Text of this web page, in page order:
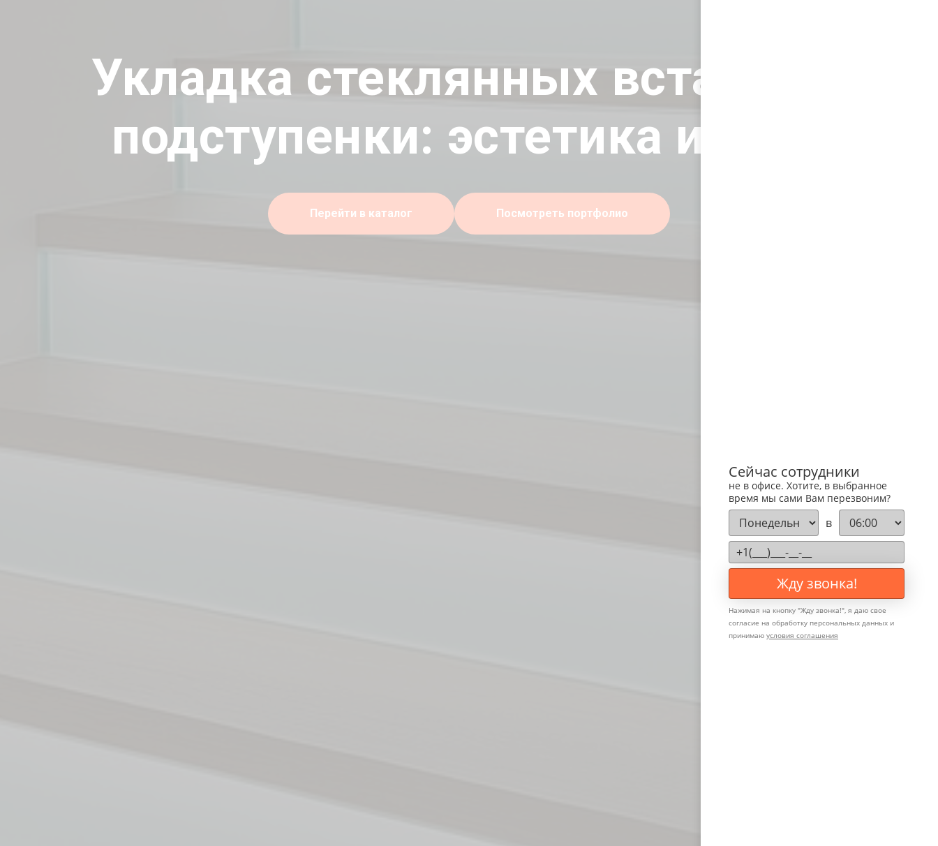
Укладка стеклянных вставок в
подступенки: эстетика и свет
Перейти в каталог Посмотреть портфолио
Сейчас сотрудники
не в офисе. Хотите, в выбранное
время мы сами Вам перезвоним?
в
Жду звонка!
Нажимая на кнопку "Жду звонка!", я даю свое
согласие на обработку персональных данных и
принимаю условия соглашения